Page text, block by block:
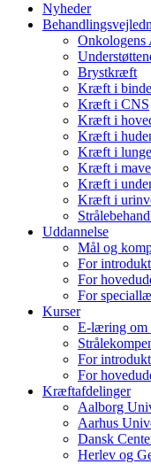
Nyheder
Onkologens
Brystkræft
Kræft i
Kræft i CNS
Kræft i
Kræft i
Kræft i
Kræft i
Kræft i
Kræft i
Uddannelse
Mål og
For
For
For
Kurser
E-læring om
For
For
Kræftafdelinger
Aalborg
Aarhus
Dansk
Herlev og